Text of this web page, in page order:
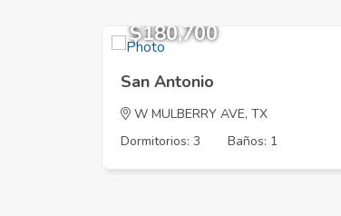
$180,700
San Antonio
W MULBERRY AVE, TX
Dormitorios: 3
Baños: 1